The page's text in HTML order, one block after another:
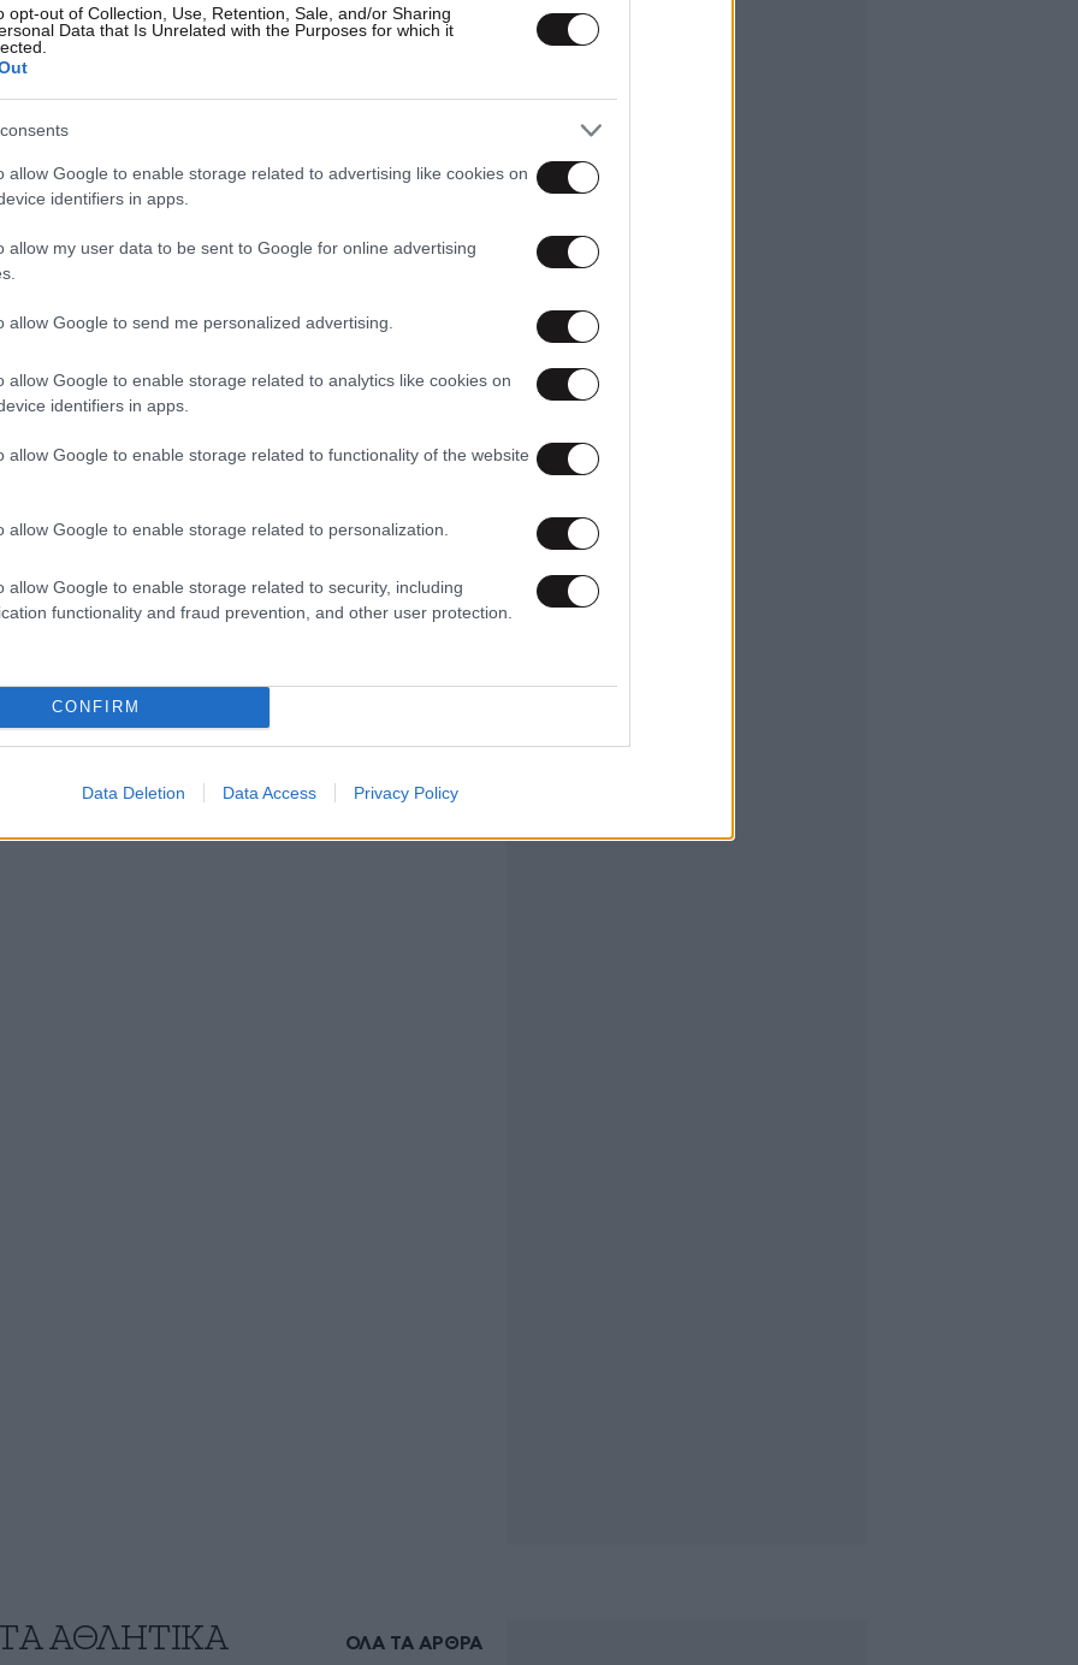
opt-out of Collection, Use, Retention, Sale, and/or Sharing
Data that Is Unrelated with the Purposes for which it
allow Google to enable storage related to advertising like cookies on
identifiers in apps.
allow my user data to be sent to Google for online advertising
allow Google to send me personalized advertising.
allow Google to enable storage related to analytics like cookies on
identifiers in apps.
allow Google to enable storage related to functionality of the website
allow Google to enable storage related to personalization.
allow Google to enable storage related to security, including
functionality and fraud prevention, and other user protection.
CONFIRM
Data Deletion Data Access Privacy Policy
Μαρτίου 2025 ο
του ΘΡΥΛΟΥ τα εκατοστά
μας!
#Greece #Fans
March 15,
ΑΘΛΗΤΙΚΑ ΟΛΑ ΤΑ ΑΡΘΡΑ